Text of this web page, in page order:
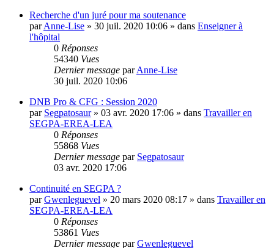
Recherche d'un juré pour ma soutenance
parAnne-Lise » 30 juil. 2020 10:06 » dans Enseigner à
l'hôpital
0 Réponses
54340 Vues
Dernier message parAnne-Lise
30 juil. 2020 10:06
DNB Pro & CFG : Session 2020
par Segpatosaur» 03 avr. 2020 17:06 » dans Travailler en
SEGPA-EREA-LEA
0 Réponses
55868 Vues
Dernier message par Segpatosaur
03 avr. 2020 17:06
Continuité en SEGPA ?
parGwenleguevel » 20 mars 2020 08:17 » dans Travailler en
SEGPA-EREA-LEA
0 Réponses
53861 Vues
Dernier message parGwenleguevel